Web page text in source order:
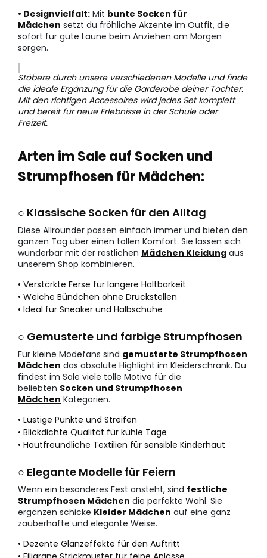
• Designvielfalt: Mit bunte Socken für
Mädchen setzt du fröhliche Akzente im Outfit, die
sofort für gute Laune beim Anziehen am Morgen
sorgen.
Stöbere durch unsere verschiedenen Modelle und finde
die ideale Ergänzung für die Garderobe deiner Tochter.
Mit den richtigen Accessoires wird jedes Set komplett
und bereit für neue Erlebnisse in der Schule oder
Freizeit.
Arten im Sale auf Socken und
Strumpfhosen für Mädchen:
○ Klassische Socken für den Alltag
Diese Allrounder passen einfach immer und bieten den
ganzen Tag über einen tollen Komfort. Sie lassen sich
wunderbar mit der restlichen Mädchen Kleidung aus
unserem Shop kombinieren.
• Verstärkte Ferse für längere Haltbarkeit
• Weiche Bündchen ohne Druckstellen
• Ideal für Sneaker und Halbschuhe
○ Gemusterte und farbige Strumpfhosen
Für kleine Modefans sind gemusterte Strumpfhosen
Mädchen das absolute Highlight im Kleiderschrank. Du
findest im Sale viele tolle Motive für die
beliebten Socken und Strumpfhosen
Mädchen Kategorien.
• Lustige Punkte und Streifen
• Blickdichte Qualität für kühle Tage
• Hautfreundliche Textilien für sensible Kinderhaut
○ Elegante Modelle für Feiern
Wenn ein besonderes Fest ansteht, sind festliche
Strumpfhosen Mädchen die perfekte Wahl. Sie
ergänzen schicke Kleider Mädchen auf eine ganz
zauberhafte und elegante Weise.
• Dezente Glanzeffekte für den Auftritt